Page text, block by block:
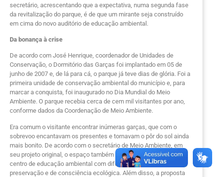
secretário, acrescentando que a expectativa, numa segunda fase
da revitalização do parque, é de que um mirante seja construído
em cima do novo auditório de educação ambiental.
Da bonança à crise
De acordo com José Henrique, coordenador de Unidades de
Conservação, o Dormitório das Garças foi implantado em 05 de
junho de 2007 e, de lá para cá, o parque já teve dias de glória. Foi a
primeira unidade de conservação ambiental do município e, para
marcar a conquista, foi inaugurado no Dia Mundial do Meio
Ambiente. O parque recebia cerca de cem mil visitantes por ano,
conforme dados da Coordenação de Meio Ambiente.
Era comum o visitante encontrar inúmeras garças, que com o
sobrevoo encantavam os presentes e tornavam o pôr do sol ainda
mais bonito. De acordo com o secretário de Meio Ambiente, em
seu projeto original, o espaço também foi pensado para ser um
centro de educação ambiental com difusão de técnicas de
preservação e de consciência ecológica. Além disso, a proposta